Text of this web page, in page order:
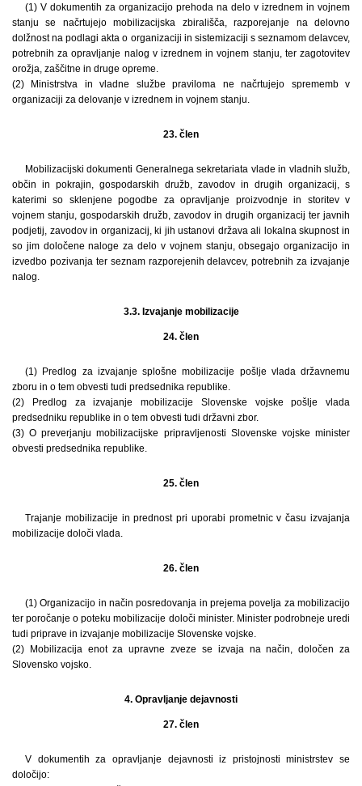
(1) V dokumentih za organizacijo prehoda na delo v izrednem in vojnem
stanju se načrtujejo mobilizacijska zbirališča, razporejanje na delovno
dolžnost na podlagi akta o organizaciji in sistemizaciji s seznamom delavcev,
potrebnih za opravljanje nalog v izrednem in vojnem stanju, ter zagotovitev
orožja, zaščitne in druge opreme.
(2) Ministrstva in vladne službe praviloma ne načrtujejo sprememb v
organizaciji za delovanje v izrednem in vojnem stanju.
23. člen
Mobilizacijski dokumenti Generalnega sekretariata vlade in vladnih služb,
občin in pokrajin, gospodarskih družb, zavodov in drugih organizacij, s
katerimi so sklenjene pogodbe za opravljanje proizvodnje in storitev v
vojnem stanju, gospodarskih družb, zavodov in drugih organizacij ter javnih
podjetij, zavodov in organizacij, ki jih ustanovi država ali lokalna skupnost in
so jim določene naloge za delo v vojnem stanju, obsegajo organizacijo in
izvedbo pozivanja ter seznam razporejenih delavcev, potrebnih za izvajanje
nalog.
3.3. Izvajanje mobilizacije
24. člen
(1) Predlog za izvajanje splošne mobilizacije pošlje vlada državnemu
zboru in o tem obvesti tudi predsednika republike.
(2) Predlog za izvajanje mobilizacije Slovenske vojske pošlje vlada
predsedniku republike in o tem obvesti tudi državni zbor.
(3) O preverjanju mobilizacijske pripravljenosti Slovenske vojske minister
obvesti predsednika republike.
25. člen
Trajanje mobilizacije in prednost pri uporabi prometnic v času izvajanja
mobilizacije določi vlada.
26. člen
(1) Organizacijo in način posredovanja in prejema povelja za mobilizacijo
ter poročanje o poteku mobilizacije določi minister. Minister podrobneje uredi
tudi priprave in izvajanje mobilizacije Slovenske vojske.
(2) Mobilizacija enot za upravne zveze se izvaja na način, določen za
Slovensko vojsko.
4. Opravljanje dejavnosti
27. člen
V dokumentih za opravljanje dejavnosti iz pristojnosti ministrstev se
določijo: